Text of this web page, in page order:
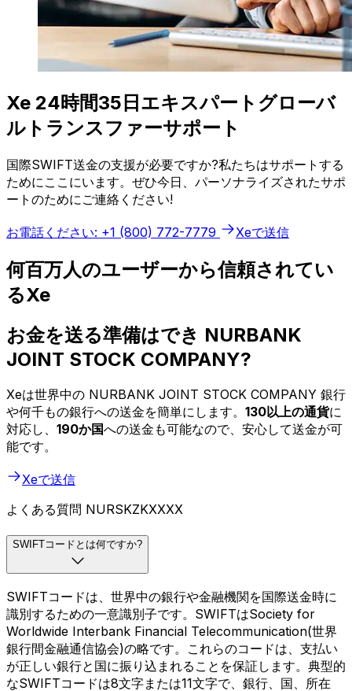
Xe 24時間35日エキスパートグローバ
ルトランスファーサポート
国際SWIFT送金の支援が必要ですか?私たちはサポートする
ためにここにいます。ぜひ今日、パーソナライズされたサポ
ートのためにご連絡ください!
お電話ください: +1 (800) 772-7779 Xeで送信
何百万人のユーザーから信頼されてい
るXe
お金を送る準備はでき NURBANK
JOINT STOCK COMPANY?
Xeは世界中の NURBANK JOINT STOCK COMPANY 銀行
や何千もの銀行への送金を簡単にします。 130以上の通貨に
対応し、 190か国への送金も可能なので、安心して送金が可
能です。
Xeで送信
よくある質問 NURSKZKXXXX
SWIFTコードとは何ですか?
SWIFTコードは、世界中の銀行や金融機関を国際送金時に
識別するための一意識別子です。SWIFTはSociety for
Worldwide Interbank Financial Telecommunication(世界
銀行間金融通信協会)の略です。これらのコードは、支払い
が正しい銀行と国に振り込まれることを保証します。典型的
なSWIFTコードは8文字または11文字で、銀行、国、所在